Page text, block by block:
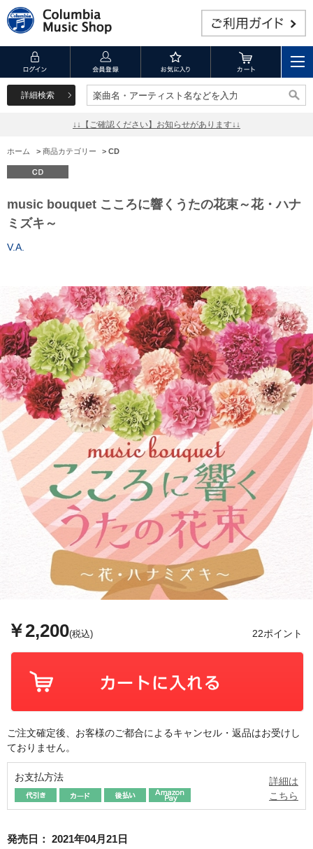
詳細検索 楽曲名・アーティスト名などを入力
楽曲名・アーティスト名などを入力
↓↓【ご確認ください】お知らせがあります↓↓
ホーム > 商品カテゴリー > CD
music bouquet こころに響くうたの花束～花・ハナ
ミズキ～
V.A.
￥2,200(税込) 22ポイント
ご注文確定後、お客様のご都合によるキャンセル・返品はお受けし
ておりません。
お支払方法
詳細は
こちら
発売日： 2021年04月21日